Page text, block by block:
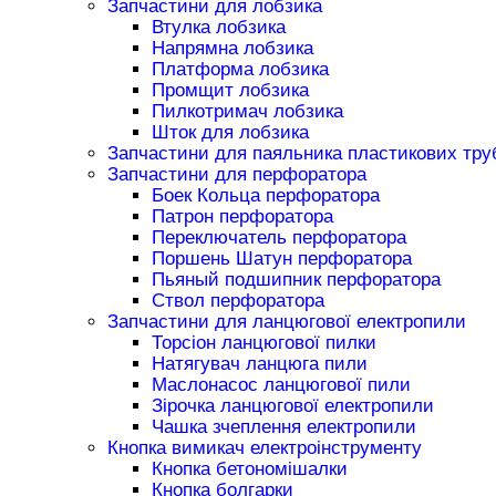
Запчастини для лобзика
Втулка лобзика
Напрямна лобзика
Платформа лобзика
Промщит лобзика
Пилкотримач лобзика
Шток для лобзика
Запчастини для паяльника пластикових
Запчастини для перфоратора
Боек Кольца перфоратора
Патрон перфоратора
Переключатель перфоратора
Поршень Шатун перфоратора
Пьяный подшипник перфоратора
Ствол перфоратора
Запчастини для ланцюгової електропили
Торсіон ланцюгової пилки
Натягувач ланцюга пили
Маслонасос ланцюгової пили
Зірочка ланцюгової електропили
Чашка зчеплення електропили
Кнопка вимикач електроінструменту
Кнопка бетономішалки
Кнопка болгарки